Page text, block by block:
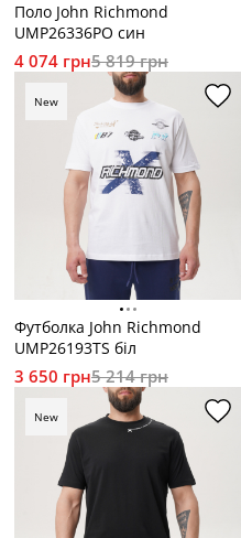
Поло John Richmond
UMP26336PO син
4 074 грн5 819 грн
Футболка John Richmond
UMP26193TS біл
3 650 грн5 214 грн
New
New